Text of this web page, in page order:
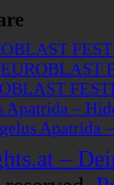
EUROBLAST
Apatrida –
Apatrida
–